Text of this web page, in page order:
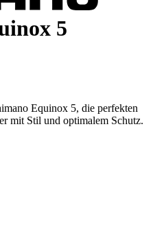
5
Equinox 5, die perfekten
mit Stil und optimalem Schutz.